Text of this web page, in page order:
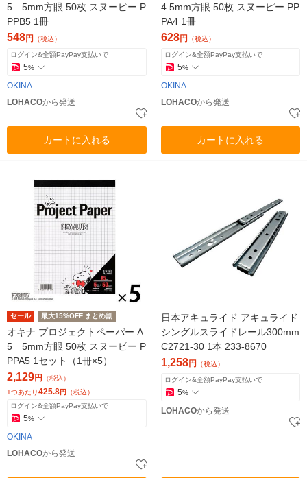
5 5mm方眼 50枚 スヌーピー P
PPB5 1冊
548円 （税込）
ログイン&全額PayPay支払いで
5%
OKINA
LOHACOから発送
カートに入れる
4 5mm方眼 50枚 スヌーピー PP
PA4 1冊
628円 （税込）
ログイン&全額PayPay支払いで
5%
OKINA
LOHACOから発送
カートに入れる
セール 最大15%OFF まとめ割
オキナ プロジェクトペーパー A
5 5mm方眼 50枚 スヌーピー P
PPA5 1セット（1冊×5）
2,129円
（税込）
1つあたり425.8円 （税込）
ログイン&全額PayPay支払いで
5%
OKINA
LOHACOから発送
日本アキュライド アキュライド
シングルスライドレール300mm
C2721-30 1本 233-8670
1,258円 （税込）
ログイン&全額PayPay支払いで
5%
LOHACOから発送